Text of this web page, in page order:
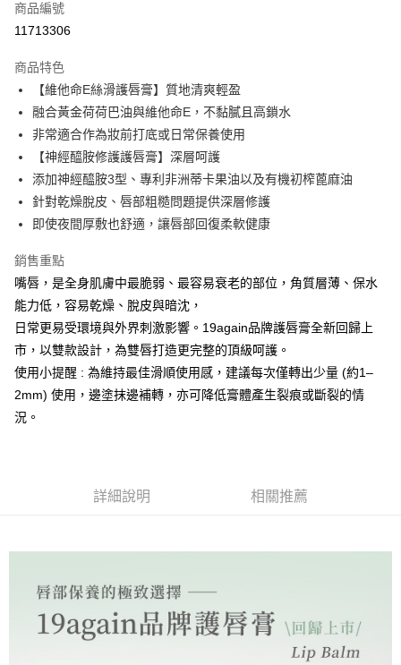
街口支付
Google Pay
全盈+PAY
大哥付你分期
相關說明
【大哥付你分期使用說明】
1.本服務由台灣大哥大提供，台灣大哥大用戶可立即使用無須另外申請。
2.付款方式選擇「大哥付你分期」，訂單成立後會自動跳轉到大哥付的交易
流程，驗證手機門號後，選擇欲分期的期數、繳款截止日，確認付款後即完
3.實際核准額度、可分期數及費用金額請依後續交易確認頁面所載為準。
4.訂單成立30分鐘內，如未前往確認交易或遇審核未通過，訂單將自動取
消。如遇「轉專審核」未通過狀況，表示未達大哥付你分期系統評分，恕無
法說明評估內容。
【繳款方式說明】
1.分期款項不併入電信帳單，「大哥付你分期」於每月結算日後寄送繳費提
2.透過簡訊連結打開帳單後，可選擇「超商條碼／台灣大直營門市／銀行轉
帳／街口支付／iPASS MONEY」等通路繳費。
【注意事項】
2.基於同意付款使用「大哥付你分期」之契約關係目的，商店將以您的個人
資料（包含姓名、電話或地址）提供予台灣大哥大進項蒐集、處理及利用，
AFTEE先享後付
相關說明
AFTEE先享後付是「在收到商品之後才付款」的支付方式。 讓您購物簡單
１．簡單：不需註冊會員、不需綁卡、不需儲值。
２．便利：只要手機號碼，簡訊認證，即可結帳。
３．安心：先確認商品／服務後，再付款。
【「AFTEE先享後付」結帳流程】
１．於結帳方式選擇「AFTEE先享後付」後，將跳轉至「AFTEE先享後付」
２．訂單成立數日內，您將收到繳費通知簡訊。
３．收到繳費通知簡訊後14天內，點擊此簡訊中的連結，可透過四大超商／
※ 交易是否成功請以「AFTEE先享後付 」之結帳頁面顯示為準，若有關於
易，需依本服務之必要範圍內提供個人資料，並將交易相關給付款項請求債
權轉讓予恩沛科技股份有限公司。
２．關於個人資料處理事宜，請瀏覽以下網址：
https://aftee.tw/terms/#terms3
３．未成年的使用者請事先徵得法定代理人或監護人之同意方可使用
ATM付款
運送方式
付款後全家取貨
每筆NT$70，滿NT$899(含以上)免運費
付款後7-11取貨
京站台北店客服中心(1F星巴克旁) 即日起不提供京站紙袋，取件時
商品編號
11713306
商品特色
【維他命E絲滑護唇膏】質地清爽輕盈
融合黃金荷荷巴油與維他命E，不黏膩且高鎖水
非常適合作為妝前打底或日常保養使用
【神經醯胺修護護唇膏】深層呵護
添加神經醯胺3型、專利非洲蒂卡果油以及有機初榨蓖麻油
針對乾燥脫皮、唇部粗糙問題提供深層修護
即使夜間厚敷也舒適，讓唇部回復柔軟健康
銷售重點
嘴唇，是全身肌膚中最脆弱、最容易衰老的部位，角質層薄、保水
能力低，容易乾燥、脫皮與暗沈，
日常更易受環境與外界刺激影響。19again品牌護唇膏全新回歸上
市，以雙款設計，為雙唇打造更完整的頂級呵護。
使用小提醒 : 為維持最佳滑順使用感，建議每次僅轉出少量 (約1–
2mm) 使用，邊塗抹邊補轉，亦可降低膏體產生裂痕或斷裂的情
況。
詳細說明 相關推薦